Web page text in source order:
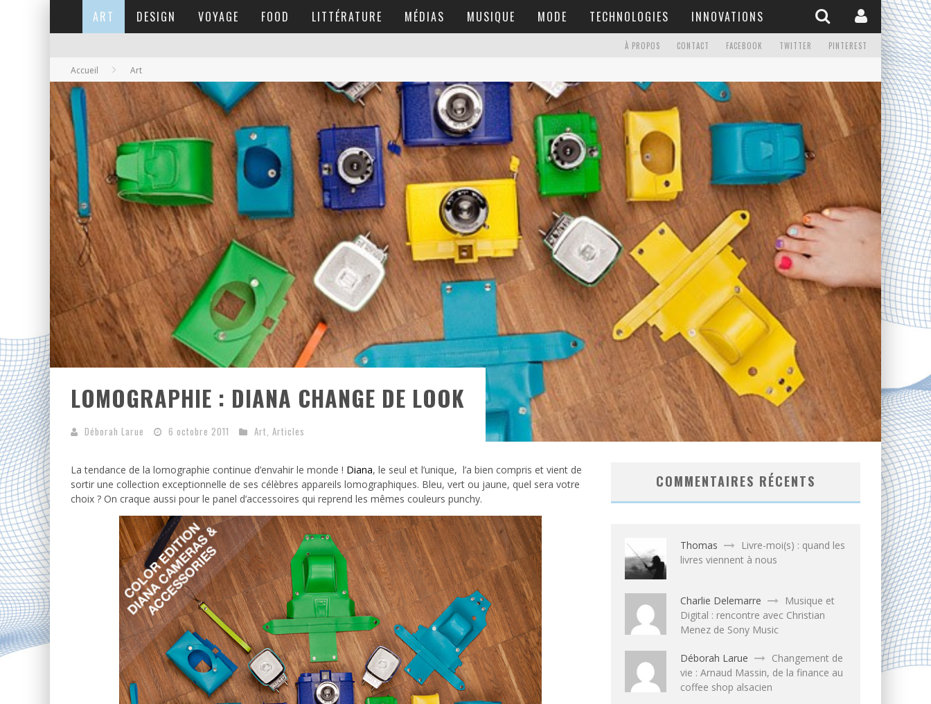
ART DESIGN VOYAGE FOOD LITTÉRATURE MÉDIAS MUSIQUE MODE TECHNOLOGIES INNOVATIONS
À PROPOS CONTACT FACEBOOK TWITTER PINTEREST
Accueil Art
LOMOGRAPHIE : DIANA CHANGE DE LOOK
Déborah Larue 6 octobre 2011 Art, Articles
La tendance de la lomographie continue d’envahir le monde ! Diana, le seul et l’unique, l’a bien compris et vient de
sortir une collection exceptionnelle de ses célèbres appareils lomographiques. Bleu, vert ou jaune, quel sera votre
choix ? On craque aussi pour le panel d’accessoires qui reprend les mêmes couleurs punchy.
COMMENTAIRES RÉCENTS
Thomas
Livre-moi(s) : quand les
livres viennent à nous
Charlie Delemarre
Musique et
Digital : rencontre avec Christian
Menez de Sony Music
Déborah Larue
Changement de
vie : Arnaud Massin, de la finance au
coffee shop alsacien